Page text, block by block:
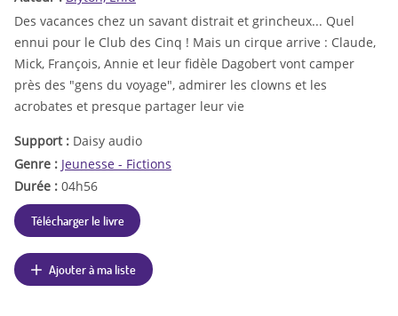
Des vacances chez un savant distrait et grincheux... Quel
ennui pour le Club des Cinq ! Mais un cirque arrive : Claude,
Mick, François, Annie et leur fidèle Dagobert vont camper
près des "gens du voyage", admirer les clowns et les
acrobates et presque partager leur vie
Support : Daisy audio
Genre : Jeunesse - Fictions
Durée : 04h56
Télécharger le livre
Ajouter à ma liste